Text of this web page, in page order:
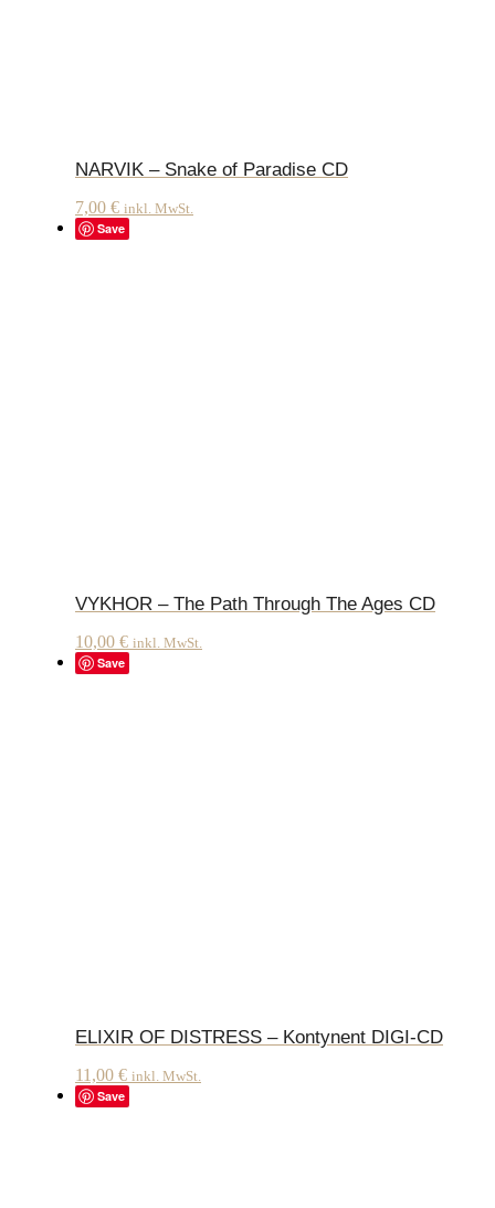
NARVIK – Snake of Paradise CD
7,00 € inkl. MwSt.
Save
VYKHOR – The Path Through The Ages CD
10,00 € inkl. MwSt.
Save
ELIXIR OF DISTRESS – Kontynent DIGI-CD
11,00 € inkl. MwSt.
Save